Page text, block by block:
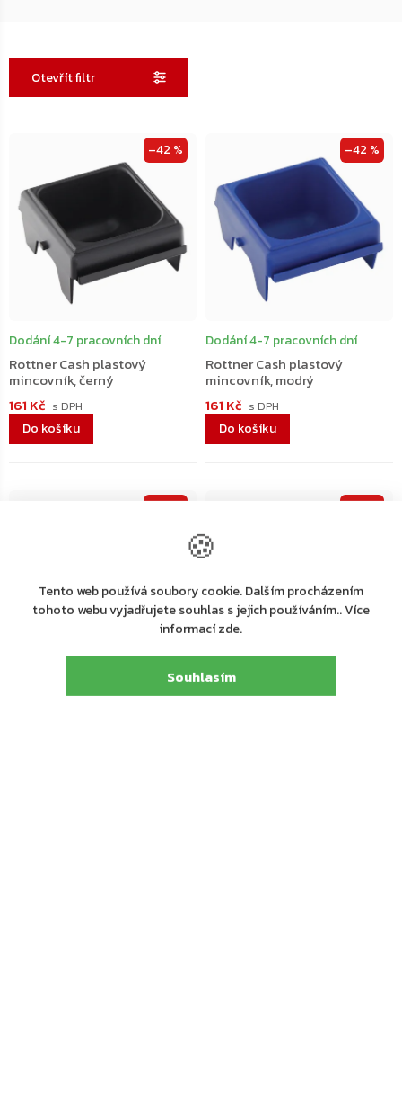
🍪
Tento web používá soubory cookie. Dalším procházením
tohoto webu vyjadřujete souhlas s jejich používáním.. Více
informací zde.
Souhlasím
Otevřít filtr
produktů
–42 %
Rottner Cash plastový
mincovník, černý
Dodání 4-7 pracovních dní
161 Kč
Do košíku
–42 %
Rottner Cash plastový
mincovník, modrý
Dodání 4-7 pracovních dní
161 Kč
Do košíku
–42 %
Dodání 4-7 pracovních dní
–42 %
Dodání 4-7 pracovních dní